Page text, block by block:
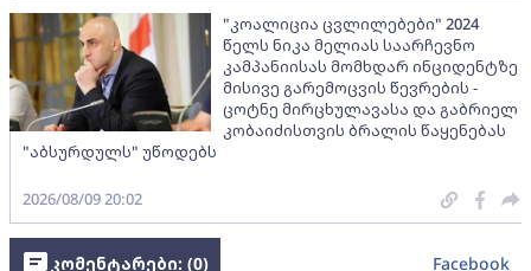
"კოალიცია ცვლილებები" 2024
წელს ნიკა მელიას საარჩევნო
კამპანიისას მომხდარ ინციდენტზე
მისივე გარემოცვის წევრების -
ცოტნე მირცხულავასა და გაბრიელ
კობაიძისთვის ბრალის წაყენებას
"აბსურდულს" უწოდებს
2026/08/09 20:02
კომენტარები: (0) Facebook